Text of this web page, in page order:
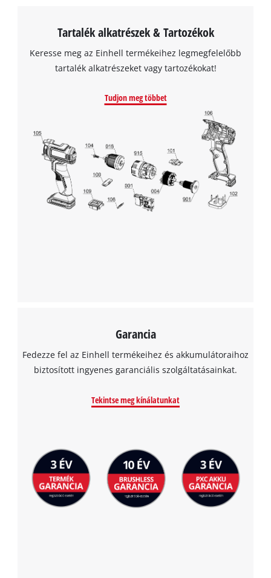
to the list of technologies used.
Powered by Usercentrics Consent
Management Platform
Tartalék alkatrészek & Tartozékok
Keresse meg az Einhell termékeihez legmegfelelőbb
tartalék alkatrészeket vagy tartozékokat!
Tudjon meg többet
Garancia
Fedezze fel az Einhell termékeihez és akkumulátoraihoz
biztosított ingyenes garanciális szolgáltatásainkat.
Tekintse meg kínálatunkat